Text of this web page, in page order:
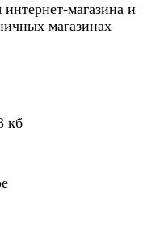
магазина и
магазинах
кб